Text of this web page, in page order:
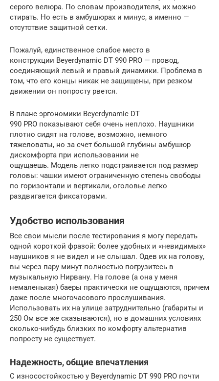
серого велюра. По словам производителя, их можно
стирать. Но есть в амбушюрах и минус, а именно —
отсутствие защитной сетки.
Пожалуй, единственное слабое место в
конструкции Beyerdynamic DT 990 PRO — провод,
соединяющий левый и правый динамики. Проблема в
том, что его концы никак не защищены, при резком
движении он попросту рвется.
В плане эргономики Beyerdynamic DT
990 PRO показывают себя очень неплохо. Наушники
плотно сидят на голове, возможно, немного
тяжеловаты, но за счет большой глубины амбушюр
дискомфорта при использовании не
ощущаешь. Модель легко подстраивается под размер
головы: чашки имеют ограниченную степень свободы
по горизонтали и вертикали, оголовье легко
раздвигается фиксаторами.
Удобство использования
Все свои мысли после тестирования я могу передать
одной короткой фразой: более удобных и «невидимых»
наушников я не видел и не слышал. Одев их на голову,
вы через пару минут полностью погрузитесь в
музыкальную Нирвану. На голове (а она у меня
немаленькая) баеры практически не ощущаются, причем
даже после многочасового прослушивания.
Использовать их на улице затруднительно (габариты и
250 Ом все же сказываются), но в домашних условиях
сколько-нибудь близких по комфорту альтернатив
попросту не существует.
Надежность, общие впечатления
С износостойкостью у Beyerdynamic DT 990 PRO почти